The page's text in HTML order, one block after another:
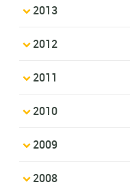
2013
2012
2011
2010
2009
2008